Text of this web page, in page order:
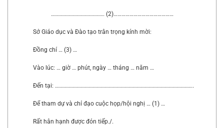
…………………………………. (2)………………………………………
Sở Giáo dục và Đào tạo trân trọng kính mời:
Đồng chí … (3) …
Vào lúc: … giờ … phút, ngày … tháng … năm …
Đến tại: …………………………………………………………………………………………..
Để tham dự và chỉ đạo cuộc họp/hội nghị … (1) …
Rất hân hạnh được đón tiếp./.